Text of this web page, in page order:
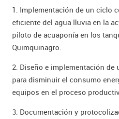
1. Implementación de un ciclo
eficiente del agua lluvia en la
piloto de acuaponía en los
Quimquinagro.
2. Diseño e implementación
para disminuir el consumo
equipos en el proceso
3. Documentación y